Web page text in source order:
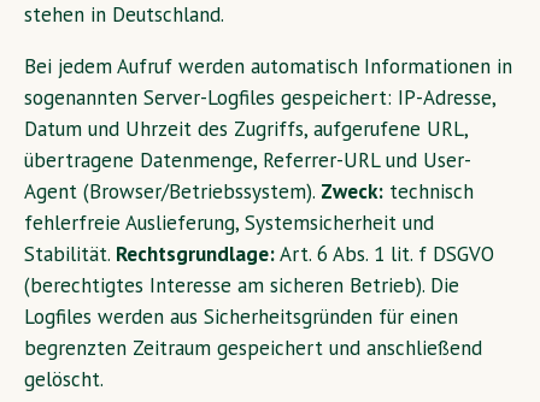
stehen in Deutschland.
Bei jedem Aufruf werden automatisch Informationen in
sogenannten Server-Logfiles gespeichert: IP-Adresse,
Datum und Uhrzeit des Zugriffs, aufgerufene URL,
übertragene Datenmenge, Referrer-URL und User-
Agent (Browser/Betriebssystem). Zweck: technisch
fehlerfreie Auslieferung, Systemsicherheit und
Stabilität. Rechtsgrundlage:Art. 6 Abs. 1 lit. f DSGVO
(berechtigtes Interesse am sicheren Betrieb). Die
Logfiles werden aus Sicherheitsgründen für einen
begrenzten Zeitraum gespeichert und anschließend
gelöscht.